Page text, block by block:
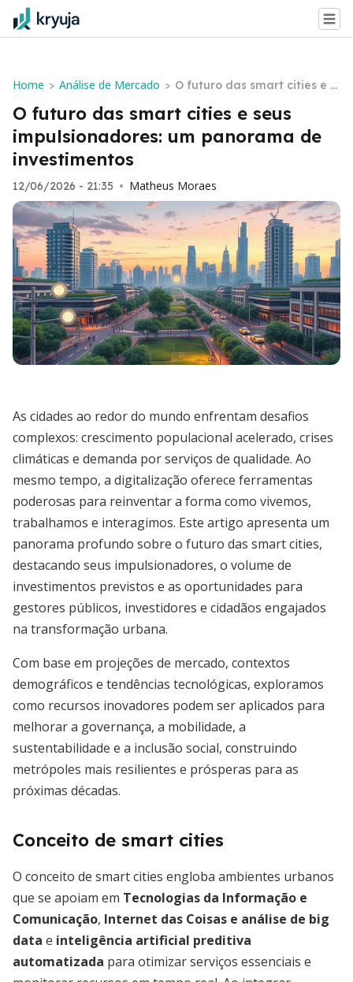
Home > Análise de Mercado > O futuro das smart cities e s
eus impulsionadores: um pa
norama de investimentos
O futuro das smart cities e seus
impulsionadores: um panorama de
investimentos
12/06/2026 - 21:35 • Matheus Moraes
As cidades ao redor do mundo enfrentam desafios
complexos: crescimento populacional acelerado, crises
climáticas e demanda por serviços de qualidade. Ao
mesmo tempo, a digitalização oferece ferramentas
poderosas para reinventar a forma como vivemos,
trabalhamos e interagimos. Este artigo apresenta um
panorama profundo sobre o futuro das smart cities,
destacando seus impulsionadores, o volume de
investimentos previstos e as oportunidades para
gestores públicos, investidores e cidadãos engajados
na transformação urbana.
Com base em projeções de mercado, contextos
demográficos e tendências tecnológicas, exploramos
como recursos inovadores podem ser aplicados para
melhorar a governança, a mobilidade, a
sustentabilidade e a inclusão social, construindo
metrópoles mais resilientes e prósperas para as
próximas décadas.
Conceito de smart cities
O conceito de smart cities engloba ambientes urbanos
que se apoiam em Tecnologias da Informação e
Comunicação, Internet das Coisas e análise de big
data e inteligência artificial preditiva
automatizada para otimizar serviços essenciais e